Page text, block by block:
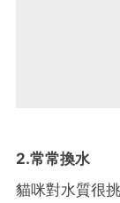
2.常常換水
貓咪對水質很